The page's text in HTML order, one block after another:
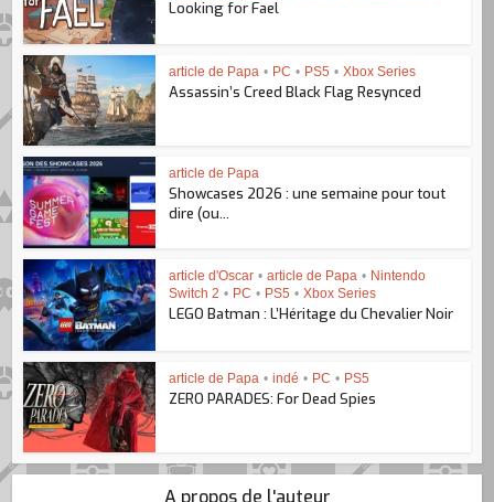
Looking for Fael
article de Papa • PC • PS5 • Xbox Series
Assassin’s Creed Black Flag Resynced
article de Papa
Showcases 2026 : une semaine pour tout
dire (ou...
article d'Oscar • article de Papa • Nintendo
Switch 2 • PC • PS5 • Xbox Series
LEGO Batman : L’Héritage du Chevalier Noir
article de Papa • indé • PC • PS5
ZERO PARADES: For Dead Spies